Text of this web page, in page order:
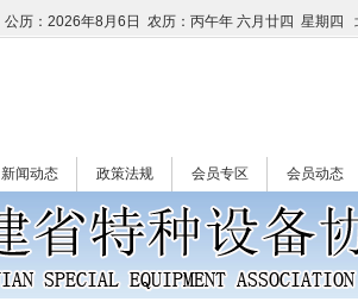
公历：2026年8月6日 农历：丙午年 六月廿四 星期四
新闻动态 政策法规 会员专区 会员动态